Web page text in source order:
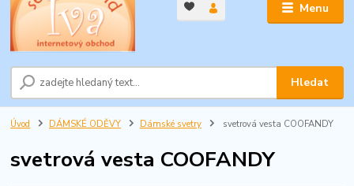
Menu
Hledat
Úvod DÁMSKÉ ODĚVY Dámské svetry svetrová vesta COOFANDY
svetrová vesta COOFANDY